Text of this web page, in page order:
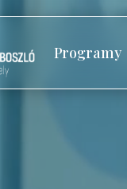
Programy